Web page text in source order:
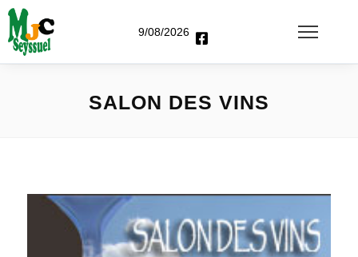
9/08/2026
SALON DES VINS